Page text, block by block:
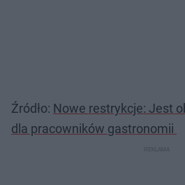
Źródło: Nowe restrykcje: Jest
dla pracowników gastronomii